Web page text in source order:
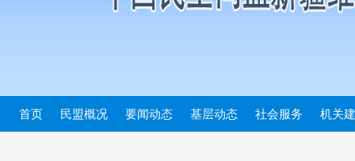
首页 民盟概况 要闻动态 基层动态 社会服务 机关